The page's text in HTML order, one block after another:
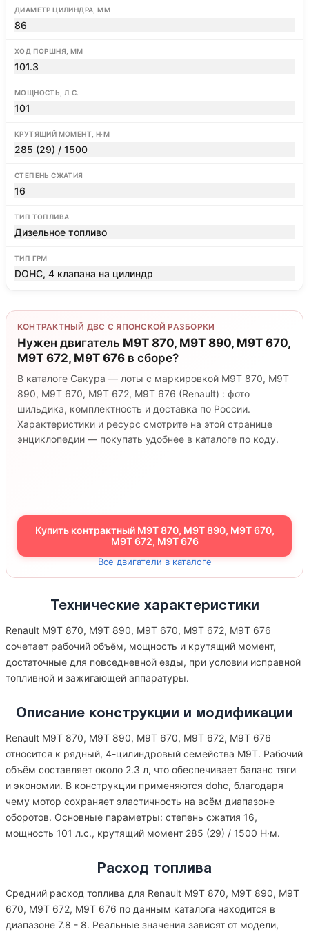
ДИАМЕТР ЦИЛИНДРА, ММ
86
ХОД ПОРШНЯ, ММ
101.3
МОЩНОСТЬ, Л.С.
101
КРУТЯЩИЙ МОМЕНТ, Н·М
285 (29) / 1500
СТЕПЕНЬ СЖАТИЯ
16
ТИП ТОПЛИВА
Дизельное топливо
ТИП ГРМ
DOHC, 4 клапана на цилиндр
КОНТРАКТНЫЙ ДВС С ЯПОНСКОЙ РАЗБОРКИ
Нужен двигатель M9T 870, M9T 890, M9T 670,
M9T 672, M9T 676 в сборе?
В каталоге Сакура — лоты с маркировкой M9T 870, M9T
890, M9T 670, M9T 672, M9T 676 (Renault) : фото
шильдика, комплектность и доставка по России.
Характеристики и ресурс смотрите на этой странице
энциклопедии — покупать удобнее в каталоге по коду.
Купить контрактный M9T 870, M9T 890, M9T 670,
M9T 672, M9T 676
Все двигатели в каталоге
Технические характеристики
Renault M9T 870, M9T 890, M9T 670, M9T 672, M9T 676
сочетает рабочий объём, мощность и крутящий момент,
достаточные для повседневной езды, при условии исправной
топливной и зажигающей аппаратуры.
Описание конструкции и модификации
Renault M9T 870, M9T 890, M9T 670, M9T 672, M9T 676
относится к рядный, 4-цилиндровый семейства M9T. Рабочий
объём составляет около 2.3 л, что обеспечивает баланс тяги
и экономии. В конструкции применяются dohc, благодаря
чему мотор сохраняет эластичность на всём диапазоне
оборотов. Основные параметры: степень сжатия 16,
мощность 101 л.с., крутящий момент 285 (29) / 1500 Н·м.
Расход топлива
Средний расход топлива для Renault M9T 870, M9T 890, M9T
670, M9T 672, M9T 676 по данным каталога находится в
диапазоне 7.8 - 8. Реальные значения зависят от модели,